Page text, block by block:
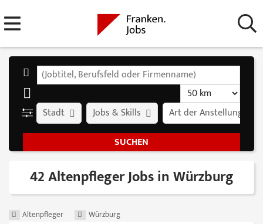
Stadt Art der Anstellung
Jobs & Skills
42 Altenpfleger Jobs in Würzburg
Altenpfleger Würzburg